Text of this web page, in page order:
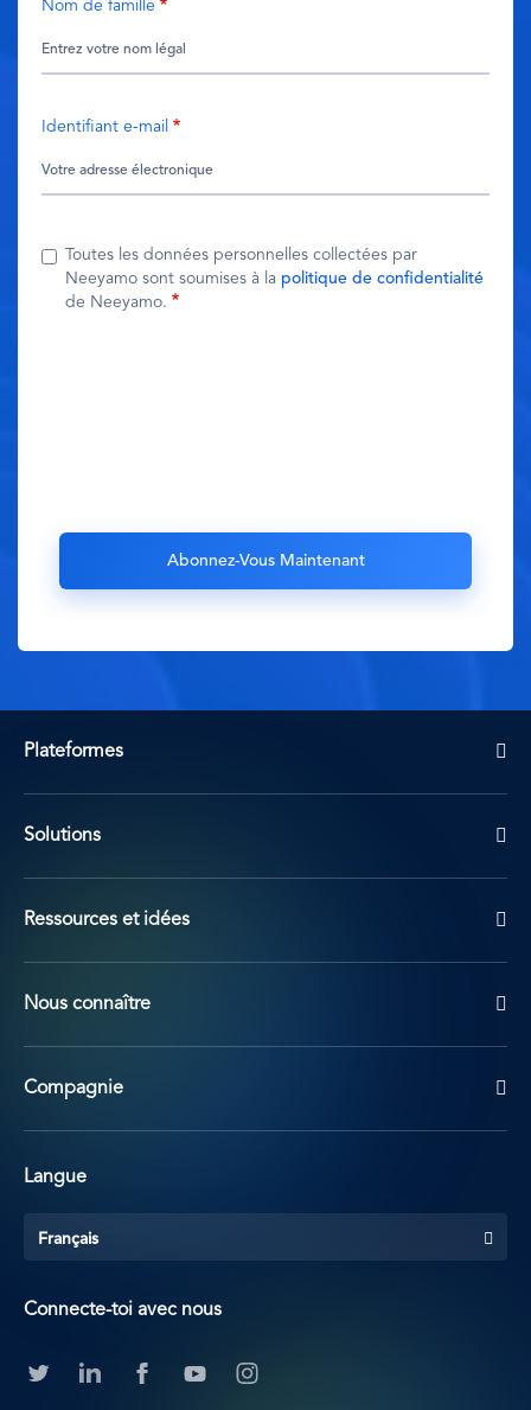
Nom de famille
Identifiant e-mail
Toutes les données personnelles collectées par
Neeyamo sont soumises à la politique de confidentialité
de Neeyamo.
Plateformes
Solutions
Ressources et idées
Nous connaître
Compagnie
Langue
Français
Connecte-toi avec nous